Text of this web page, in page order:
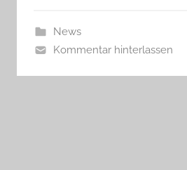
News
Kommentar hinterlassen